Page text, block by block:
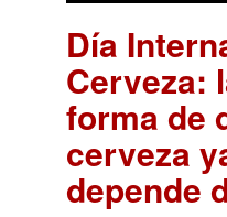
Día
Cerveza:
forma de
cerveza
depende